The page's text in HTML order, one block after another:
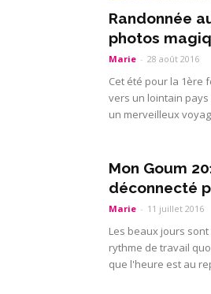
Randonnée
photos
Marie - 28 août 2016
Cet été pour la 1ère
vers un lointain
un merveilleux
Mon Goum
déconnecté
Marie - 11 juillet 2016
Les beaux jours
rythme de travail
que l'heure est au